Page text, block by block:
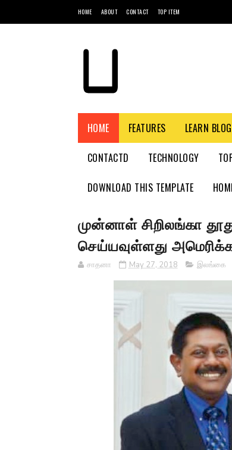
HOME ABOUT CONTACT TOP ITEM
HOME FEATURES LEARN
CONTACTD TECHNOLOGY
DOWNLOAD THIS TEMPLATE
முன்னாள் சிறிலங்கா
செய்யவுள்ளது
சாதனா May 27, 2018 இலங்கை